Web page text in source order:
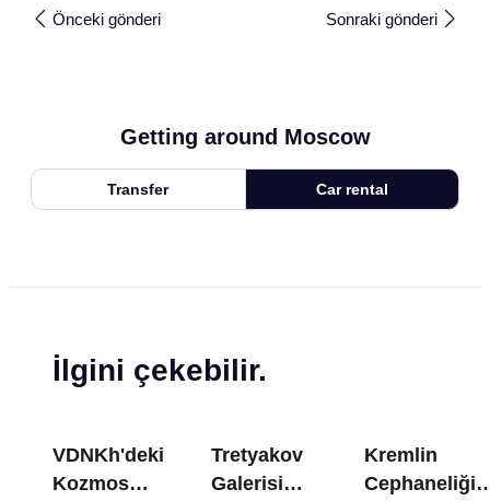
Önceki gönderi Sonraki gönderi
Getting around Moscow
Transfer Car rental
İlgini çekebilir.
VDNKh'deki
Kozmos
Tretyakov
Galerisi
Kremlin
Cephaneliği